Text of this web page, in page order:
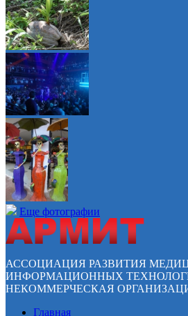
Еще фотографии
АССОЦИАЦИЯ РАЗВИТИЯ
ИНФОРМАЦИОННЫХ
НЕКОММЕРЧЕСКАЯ
Главная